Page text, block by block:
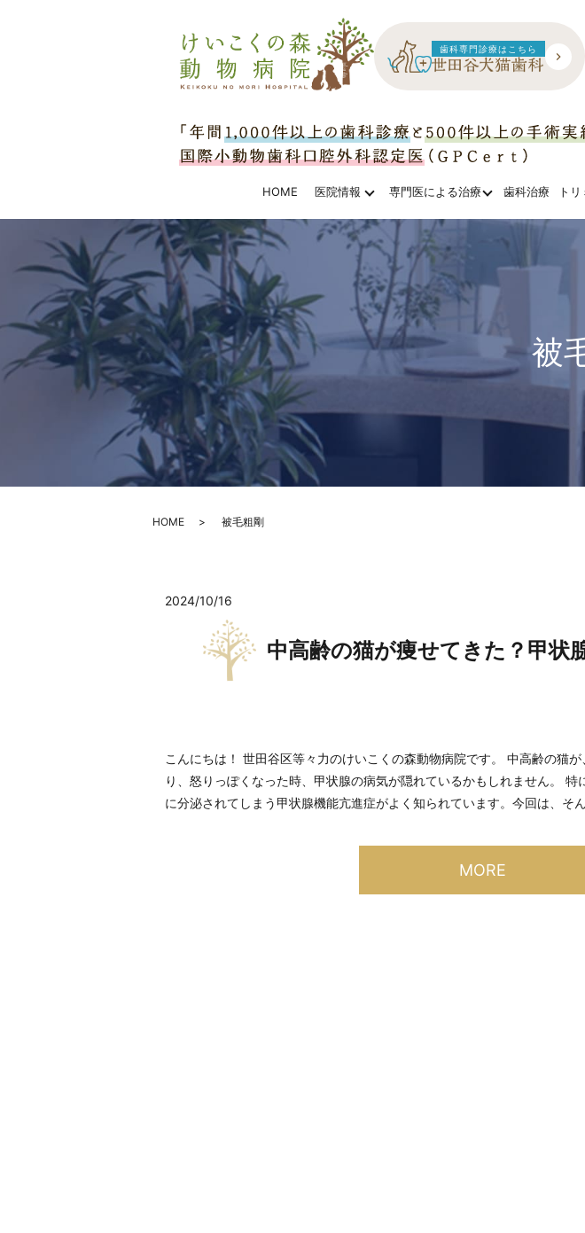
歯科専門診療はこちら
HOME 医院情報 専門医による治療 歯科治療 ト
被
HOME 被毛粗剛
2024/10/16
中高齢の猫が痩せてきた？甲状
こんにちは！ 世田谷区等々力のけいこくの森動物病院です。 中高齢の猫
り、怒りっぽくなった時、甲状腺の病気が隠れているかもしれません。
に分泌されてしまう甲状腺機能亢進症がよく知られています。今回は、そ
MORE